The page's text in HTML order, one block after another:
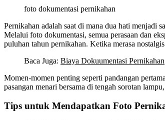
foto dokumentasi pernikahan
Pernikahan adalah saat di mana dua hati menjadi
Melalui foto dokumentasi, semua perasaan dan
puluhan tahun pernikahan. Ketika merasa
Baca Juga: Biaya Dokuumentasi Pernikahan
Momen-momen penting seperti pandangan
pasangan menari bersama di tengah sorotan
Tips untuk Mendapatkan Foto